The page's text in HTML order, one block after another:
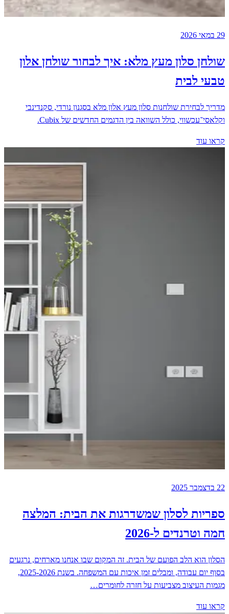
29 במאי 2026
שולחן סלון מעץ מלא: איך לבחור שולחן אלון
טבעי לבית
מדריך לבחירת שולחנות סלון מעץ אלון מלא בסגנון נורדי, סקנדינבי
וקלאסי־עכשווי, כולל השוואה בין הדגמים החדשים של Cubix.
קראו עוד
22 בדצמבר 2025
ספריות לסלון שמשדרגות את הבית: המלצה
חמה וטרנדים ל-2026
הסלון הוא הלב הפועם של הבית. זה המקום שבו אנחנו מארחים, נרגעים
בסוף יום עבודה, ומבלים זמן איכות עם המשפחה. בשנת 2025-2026,
מגמות העיצוב מצביעות על חזרה לחומרים…
קראו עוד